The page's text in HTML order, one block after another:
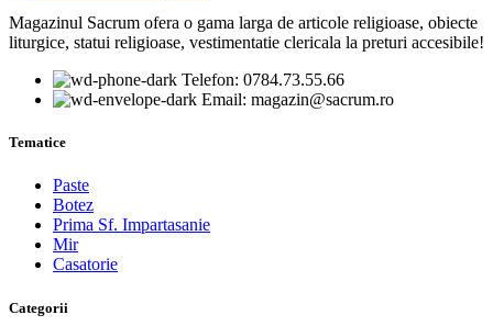
Magazinul Sacrum ofera o gama larga de articole religioase, obiecte
liturgice, statui religioase, vestimentatie clericala la preturi accesibile!
Telefon: 0784.73.55.66
Email: magazin@sacrum.ro
Tematice
Paste
Botez
Prima Sf. Impartasanie
Mir
Casatorie
Categorii